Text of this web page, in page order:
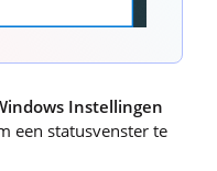
Instellingen
een statusvenster te